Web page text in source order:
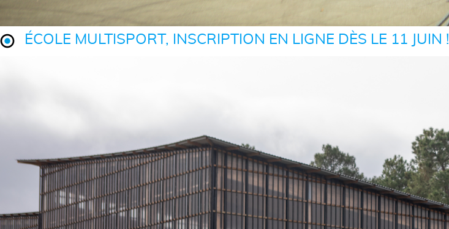
ÉCOLE MULTISPORT, INSCRIPTION EN LIGNE DÈS LE 11 JUIN !